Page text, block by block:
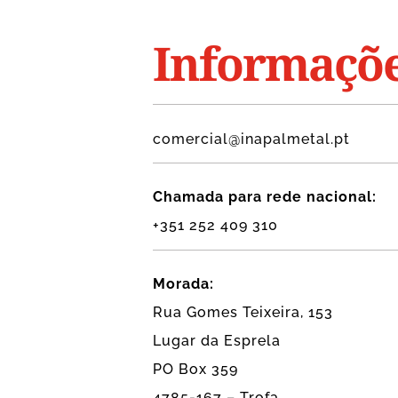
comercial@inapalmetal.pt
Chamada para rede nacional:
+351 252 409 310
Morada:
Rua Gomes Teixeira, 153
Lugar da Esprela
PO Box 359